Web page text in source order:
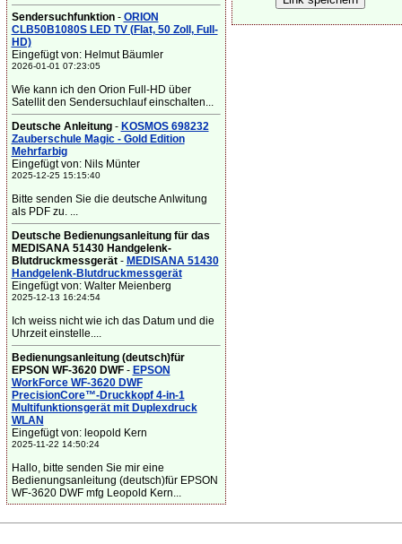
Sendersuchfunktion- ORION
CLB50B1080S LED TV (Flat, 50 Zoll, Full-
HD)
Eingefügt von: Helmut Bäumler
2026-01-01 07:23:05
Wie kann ich den Orion Full-HD über
Satellit den Sendersuchlauf einschalten...
Deutsche Anleitung- KOSMOS 698232
Zauberschule Magic - Gold Edition
Mehrfarbig
Eingefügt von: Nils Münter
2025-12-25 15:15:40
Bitte senden Sie die deutsche Anlwitung
als PDF zu. ...
Deutsche Bedienungsanleitung für das
MEDISANA 51430 Handgelenk-
Blutdruckmessgerät- MEDISANA 51430
Handgelenk-Blutdruckmessgerät
Eingefügt von: Walter Meienberg
2025-12-13 16:24:54
Ich weiss nicht wie ich das Datum und die
Uhrzeit einstelle....
Bedienungsanleitung (deutsch)für
EPSON WF-3620 DWF- EPSON
WorkForce WF-3620 DWF
PrecisionCore™-Druckkopf 4-in-1
Multifunktionsgerät mit Duplexdruck
WLAN
Eingefügt von: leopold Kern
2025-11-22 14:50:24
Hallo, bitte senden Sie mir eine
Bedienungsanleitung (deutsch)für EPSON
WF-3620 DWF mfg Leopold Kern...